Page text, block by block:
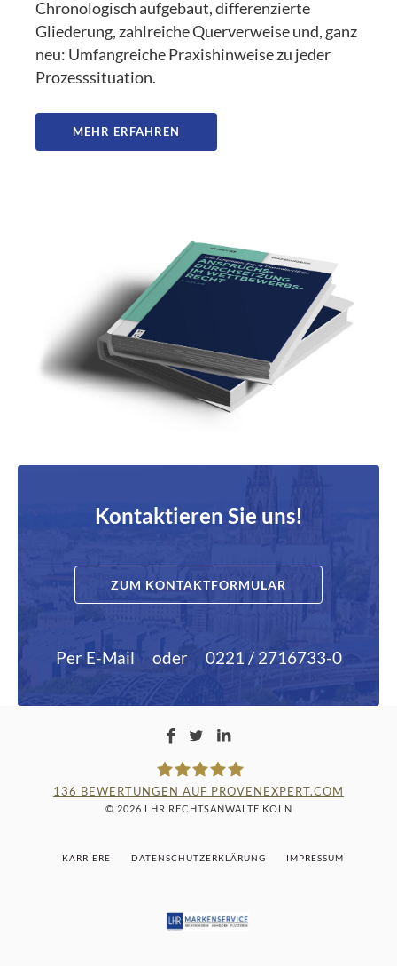
Chronologisch aufgebaut, differenzierte
Gliederung, zahlreiche Querverweise und, ganz
neu: Umfangreiche Praxishinweise zu jeder
Prozesssituation.
MEHR ERFAHREN
Kontaktieren Sie uns!
ZUM KONTAKTFORMULAR
Per E-Mail oder 0221 / 2716733-0
136 BEWERTUNGEN AUF PROVENEXPERT.COM
© 2026 LHR RECHTSANWÄLTE KÖLN
KARRIERE DATENSCHUTZERKLÄRUNG IMPRESSUM